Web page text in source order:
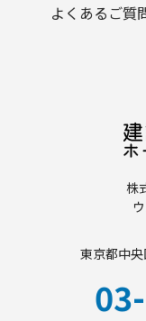
よくあるご質
株
東京都中